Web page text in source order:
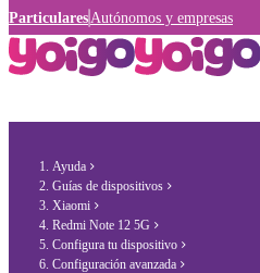
Particulares Autónomos y empresas
Ayuda
Guías de dispositivos
Xiaomi
Redmi Note 12 5G
Configura tu dispositivo
Configuración avanzada